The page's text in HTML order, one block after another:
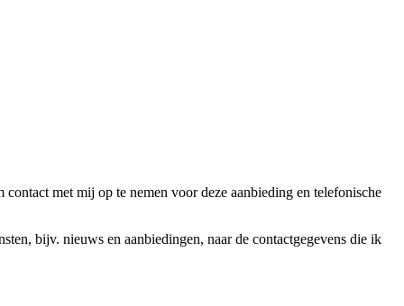
met mij op te nemen voor deze aanbieding en telefonische
bijv. nieuws en aanbiedingen, naar de contactgegevens die ik